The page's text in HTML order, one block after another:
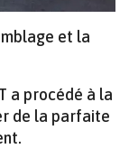
et la
a procédé à la
de la parfaite